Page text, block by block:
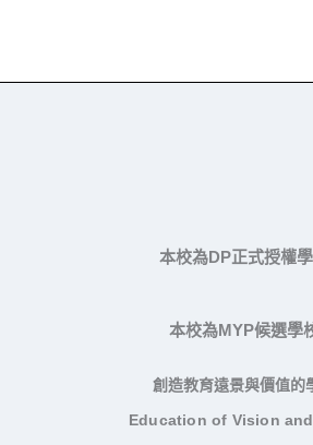
本校為DP正式授權
本校為MYP候選學
創造教育遠景與價值的
Education of Vision